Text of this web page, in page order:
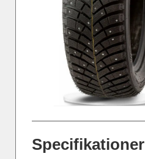
Specifikationer